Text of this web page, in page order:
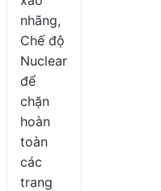
nhãng,
Chế độ
Nuclear
để
chặn
hoàn
toàn
các
trang